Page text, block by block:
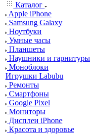
Каталог
Apple iPhone
Samsung Galaxy
Ноутбуки
Умные часы
Планшеты
Наушники и гарнитуры
Моноблоки
Игрушки Labubu
Ремонты
Смартфоны
Google Pixel
Мониторы
Дисплеи iPhone
Красота и здоровье